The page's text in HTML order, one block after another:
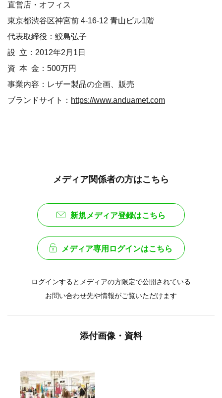
直営店・オフィス
東京都渋谷区神宮前 4-16-12 青山ビル1階
代表取締役：鮫島弘子
設 立：2012年2月1日
資 本 金：500万円
事業内容：レザー製品の企画、販売
ブランドサイト： https://www.anduamet.com
メディア関係者の方はこちら
新規メディア登録はこちら
メディア専用ログインはこちら
ログインするとメディアの方限定で公開されている
お問い合わせ先や情報がご覧いただけます
添付画像・資料